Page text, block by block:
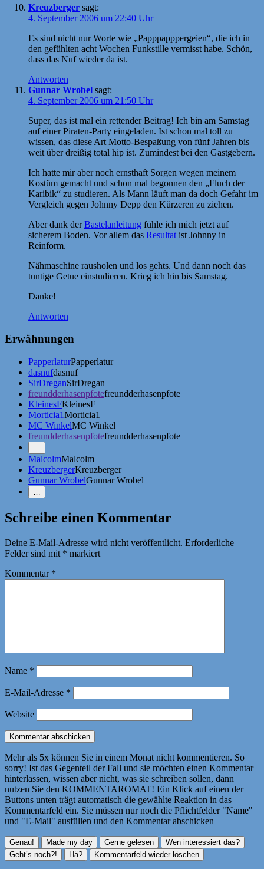
Kreuzberger sagt:
4. September 2006 um 22:40 Uhr
Es sind nicht nur Worte wie „Papppapppergeien“, die ich in
den gefühlten acht Wochen Funkstille vermisst habe. Schön,
dass das Nuf wieder da ist.
Antworten
Gunnar Wrobel sagt:
4. September 2006 um 21:50 Uhr
Super, das ist mal ein rettender Beitrag! Ich bin am Samstag
auf einer Piraten-Party eingeladen. Ist schon mal toll zu
wissen, das diese Art Motto-Bespaßung von fünf Jahren bis
weit über dreißig total hip ist. Zumindest bei den Gastgebern.
Ich hatte mir aber noch ernsthaft Sorgen wegen meinem
Kostüm gemacht und schon mal begonnen den „Fluch der
Karibik“ zu studieren. Als Mann läuft man da doch Gefahr im
Vergleich gegen Johnny Depp den Kürzeren zu ziehen.
Aber dank derBastelanleitung fühle ich mich jetzt auf
sicherem Boden. Vor allem das Resultat ist Johnny in
Reinform.
Nähmaschine rausholen und los gehts. Und dann noch das
tuntige Getue einstudieren. Krieg ich hin bis Samstag.
Danke!
Antworten
Erwähnungen
PapperlaturPapperlatur
dasnufdasnuf
SirDreganSirDregan
freundderhasenpfotefreundderhasenpfote
KleinesFKleinesF
Morticia1Morticia1
MC WinkelMC Winkel
freundderhasenpfotefreundderhasenpfote
…
Erwähnungen
zeigen
MalcolmMalcolm
KreuzbergerKreuzberger
Gunnar WrobelGunnar Wrobel
…
Erwähnungen
Schreibe einen Kommentar
Deine E-Mail-Adresse wird nicht veröffentlicht. Erforderliche
Felder sind mit * markiert
Kommentar *
Name *
E-Mail-Adresse *
Website
Mehr als 5x können Sie in einem Monat nicht kommentieren. So
sorry! Ist das Gegenteil der Fall und sie möchten einen Kommentar
hinterlassen, wissen aber nicht, was sie schreiben sollen, dann
nutzen Sie den KOMMENTAROMAT! Ein Klick auf einen der
Buttons unten trägt automatisch die gewählte Reaktion in das
Kommentarfeld ein. Sie müssen nur noch die Pflichtfelder "Name"
und "E-Mail" ausfüllen und den Kommentar abschicken